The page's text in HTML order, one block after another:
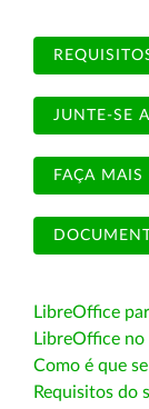
JUNTE-SE
FAÇA
LibreOffice
LibreOffice no
Como é que
Requisitos do